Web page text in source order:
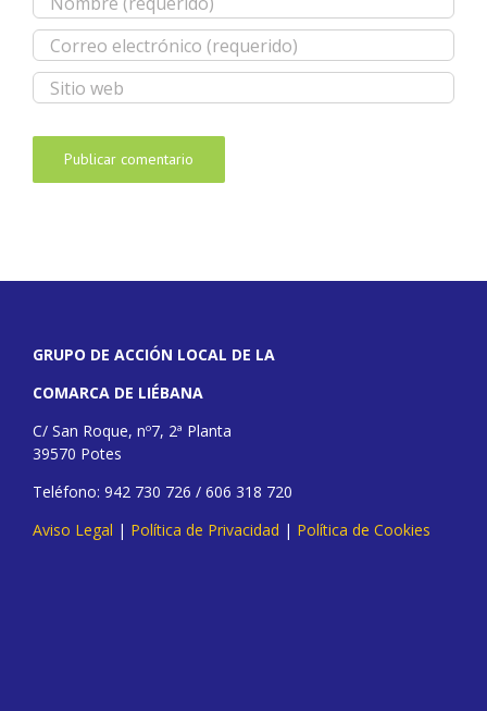
GRUPO DE ACCIÓN LOCAL DE LA
COMARCA DE LIÉBANA
C/ San Roque, nº7, 2ª Planta
39570 Potes
Teléfono: 942 730 726 / 606 318 720
Aviso Legal | Política de Privacidad | Política de Cookies